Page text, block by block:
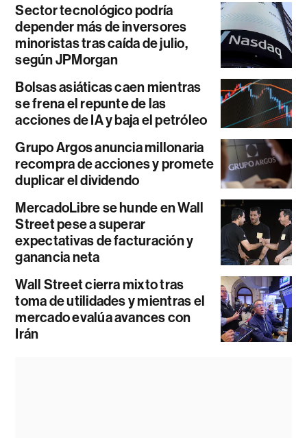
Sector tecnológico podría
depender más de inversores
minoristas tras caída de julio,
según JPMorgan
Bolsas asiáticas caen mientras
se frena el repunte de las
acciones de IA y baja el petróleo
Grupo Argos anuncia millonaria
recompra de acciones y promete
duplicar el dividendo
MercadoLibre se hunde en Wall
Street pese a superar
expectativas de facturación y
ganancia neta
Wall Street cierra mixto tras
toma de utilidades y mientras el
mercado evalúa avances con
Irán